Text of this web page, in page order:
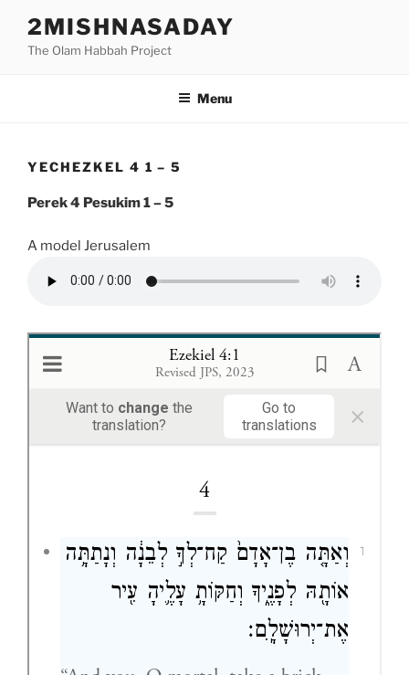
content
2MISHNASADAY
The Olam Habbah Project
Menu
YECHEZKEL 4 1 – 5
Perek 4 Pesukim 1 – 5
A model Jerusalem